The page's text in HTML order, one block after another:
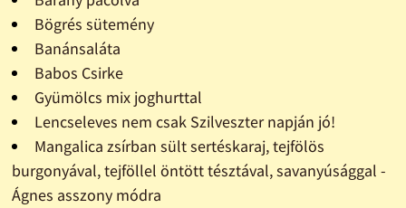
Bögrés sütemény
Banánsaláta
Babos Csirke
Gyümölcs mix joghurttal
Lencseleves nem csak Szilveszter napján jó!
Mangalica zsírban sült sertéskaraj, tejfölös
burgonyával, tejföllel öntött tésztával, savanyúsággal -
Ágnes asszony módra